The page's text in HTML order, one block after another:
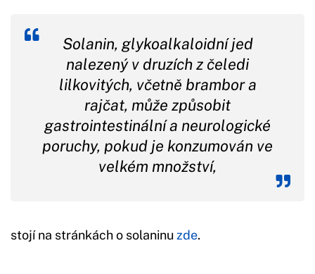
Solanin, glykoalkaloidní jed
nalezený v druzích z čeledi
lilkovitých, včetně brambor a
rajčat, může způsobit
gastrointestinální a neurologické
poruchy, pokud je konzumován ve
velkém množství,
stojí na stránkách o solaninu zde.